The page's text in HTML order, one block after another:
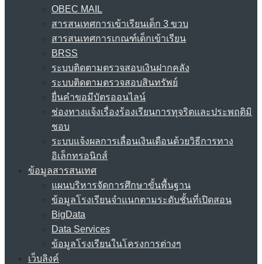
OBEC MAIL
สารสนเทศการเข้าเรียนเด็ก 3 ขวบ
สารสนเทศการเกณฑ์เด็กเข้าเรียน
BRSS
ระบบติดตามตรวจสอบเงินฝากคลัง
ระบบติดตามตรวจสอบสินทรัพย์
ยื่นคำขอมีบัตรออนไลน์
ช่องทางแจ้งเรื่องร้องเรียนการทุจริตและประพฤติมิ
ชอบ
ระบบแจ้งผลการเลื่อนเงินเดือนด้วยวิธีการทาง
อิเล็กทรอนิกส์
ข้อมูลสารสนเทศ
แผนบริหารจัดการศึกษาขั้นพื้นฐาน
ข้อมูลโรงเรียนจำแนกตามระดับชั้นที่เปิดสอน
BigData
Data Services
ข้อมูลโรงเรียนในโครงการต่างๆ
เว็บลิงค์